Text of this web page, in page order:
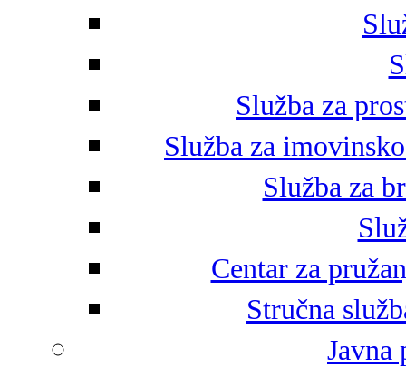
Služba za
Služba za
Služba za
Centar za
Stručna
Javna